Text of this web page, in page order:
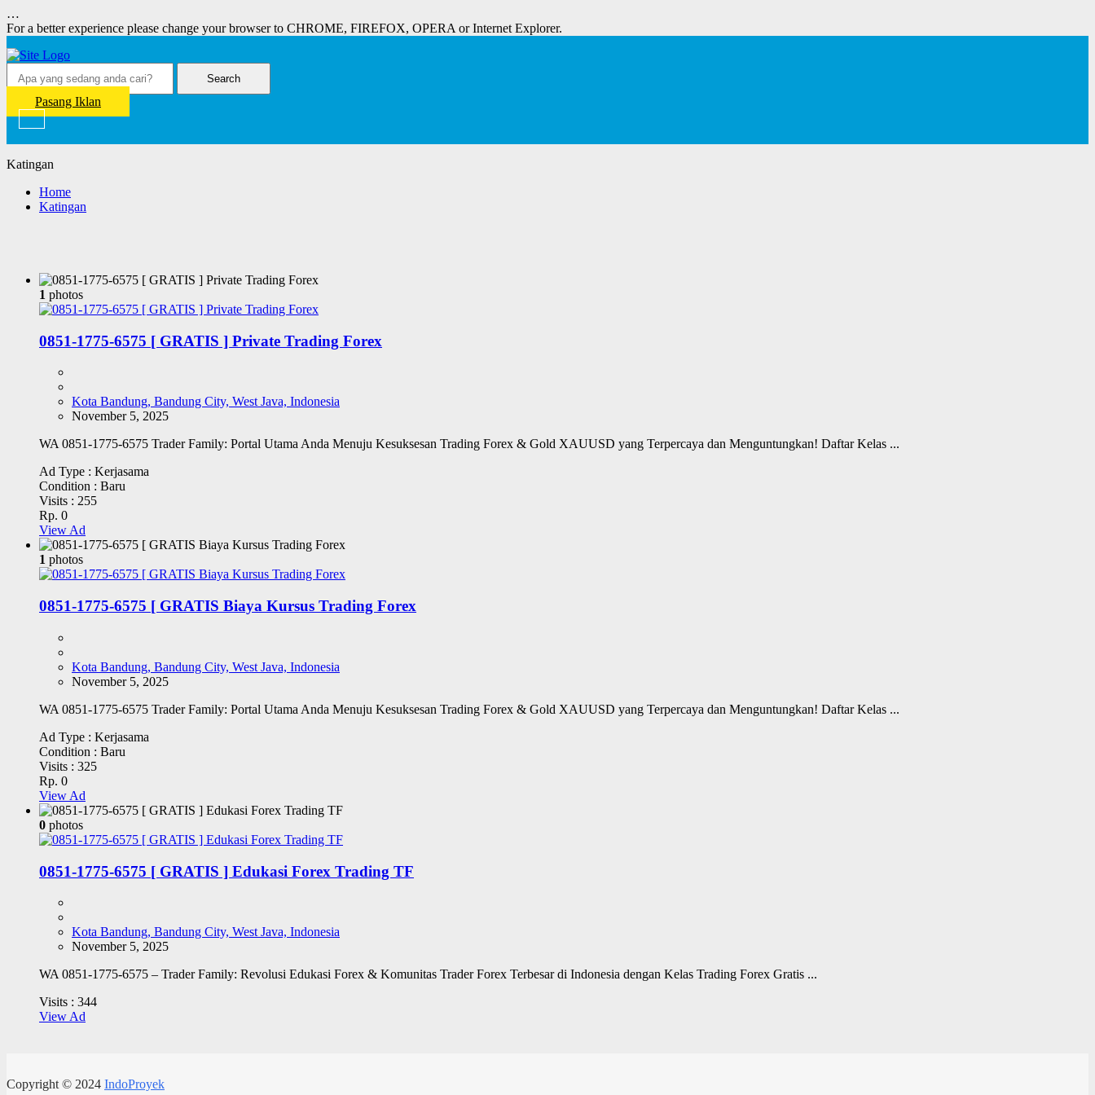
…
For a better experience please change your browser to CHROME, FIREFOX, OPERA or Internet Explorer.
Search
Pasang Iklan
Katingan
Home
Katingan
1 photos
0851-1775-6575 [ GRATIS ] Private Trading Forex
Kota Bandung, Bandung City, West Java, Indonesia
November 5, 2025
WA 0851-1775-6575 Trader Family: Portal Utama Anda Menuju Kesuksesan Trading Forex & Gold XAUUSD yang Terpercaya dan Menguntungkan! Daftar Kelas ...
Ad Type : Kerjasama
Condition : Baru
Visits : 255
Rp. 0
View Ad
1 photos
0851-1775-6575 [ GRATIS Biaya Kursus Trading Forex
Kota Bandung, Bandung City, West Java, Indonesia
November 5, 2025
WA 0851-1775-6575 Trader Family: Portal Utama Anda Menuju Kesuksesan Trading Forex & Gold XAUUSD yang Terpercaya dan Menguntungkan! Daftar Kelas ...
Ad Type : Kerjasama
Condition : Baru
Visits : 325
Rp. 0
View Ad
0 photos
0851-1775-6575 [ GRATIS ] Edukasi Forex Trading TF
Kota Bandung, Bandung City, West Java, Indonesia
November 5, 2025
WA 0851-1775-6575 – Trader Family: Revolusi Edukasi Forex & Komunitas Trader Forex Terbesar di Indonesia dengan Kelas Trading Forex Gratis ...
Visits : 344
View Ad
Copyright © 2024 IndoProyek